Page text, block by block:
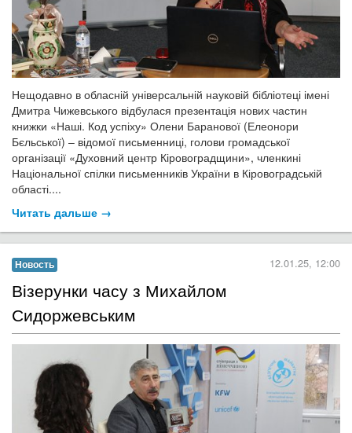
Нещодавно в обласній універсальній науковій бібліотеці імені
Дмитра Чижевського відбулася презентація нових частин
книжки «Наші. Код успіху» Олени Баранової (Елеонори
Бєльської) – відомої письменниці, голови громадської
організації «Духовний центр Кіровоградщини», членкині
Національної спілки письменників України в Кіровоградській
області....
Читать дальше →
Новость 12.01.25, 12:00
Візерунки часу з Михайлом
Сидоржевським